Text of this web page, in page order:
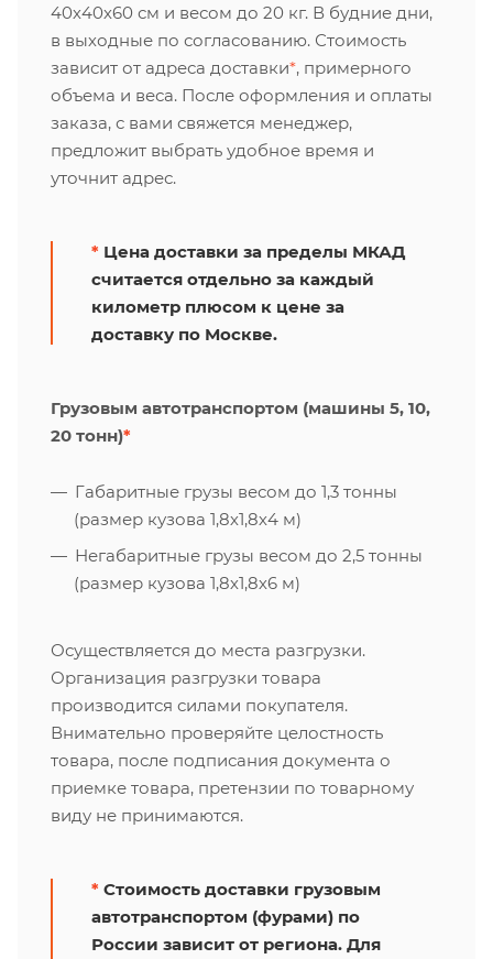
40х40х60 см и весом до 20 кг. В будние дни,
в выходные по согласованию. Стоимость
зависит от адреса доставки*, примерного
объема и веса. После оформления и оплаты
заказа, с вами свяжется менеджер,
предложит выбрать удобное время и
уточнит адрес.
* Цена доставки за пределы МКАД
считается отдельно за каждый
километр плюсом к цене за
доставку по Москве.
Грузовым автотранспортом (машины 5, 10,
20 тонн)*
Габаритные грузы весом до 1,3 тонны
(размер кузова 1,8х1,8х4 м)
Негабаритные грузы весом до 2,5 тонны
(размер кузова 1,8х1,8х6 м)
Осуществляется до места разгрузки.
Организация разгрузки товара
производится силами покупателя.
Внимательно проверяйте целостность
товара, после подписания документа о
приемке товара, претензии по товарному
виду не принимаются.
* Стоимость доставки грузовым
автотранспортом (фурами) по
России зависит от региона. Для